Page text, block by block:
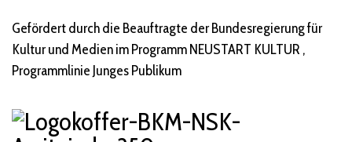
Gefördert durch die Beauftragte der Bundesregierung für
Kultur und Medien im Programm NEUSTART KULTUR ,
Programmlinie Junges Publikum